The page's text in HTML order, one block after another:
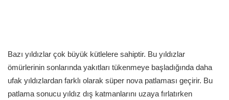
Bazı yıldızlar çok büyük kütlelere sahiptir. Bu yıldızlar
ömürlerinin sonlarında yakıtları tükenmeye başladığında daha
ufak yıldızlardan farklı olarak süper nova patlaması geçirir. Bu
patlama sonucu yıldız dış katmanlarını uzaya fırlatırken